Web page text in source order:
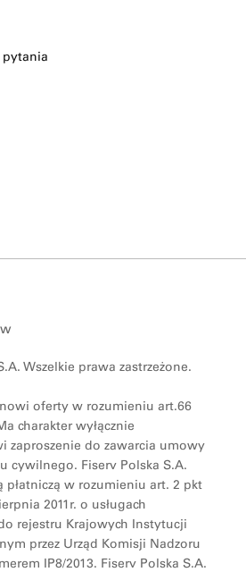
pytania
Wszelkie prawa zastrzeżone.
oferty w rozumieniu art.66
charakter wyłącznie
zaproszenie do zawarcia umowy
cywilnego. Fiserv Polska S.A.
w rozumieniu art. 2 pkt
2011r. o usługach
rejestru Krajowych Instytucji
przez Urząd Komisji Nadzoru
IP8/2013. Fiserv Polska S.A.